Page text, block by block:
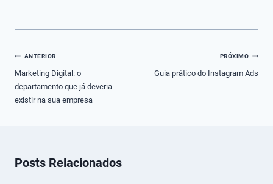
Navegação
de
Post
ANTERIOR
Marketing Digital: o
departamento que já deveria
existir na sua empresa
PRÓXIMO
Guia prático do Instagram Ads
Posts Relacionados